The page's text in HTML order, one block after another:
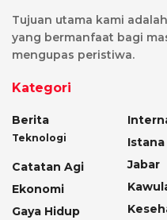
Tujuan utama kami
yang bermanfaat bagi
mengupas peristiwa.
Kategori
Berita
Teknologi
Catatan Agi
Ekonomi
Gaya Hidup
Istana
Jabar